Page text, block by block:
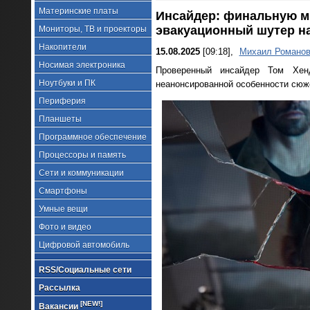
Материнские платы
Мониторы, ТВ и проекторы
Накопители
Носимая электроника
Ноутбуки и ПК
Периферия
Планшеты
Программное обеспечение
Процессоры и память
Сети и коммуникации
Смартфоны
Умные вещи
Фото и видео
Цифровой автомобиль
RSS/Социальные сети
Рассылка
Вакансии [NEW!]
Инсайдер: финальную
эвакуационный шутер
15.08.2025[09:18],
Михаил Романов
Проверенный инсайдер Том
неанонсированной особенности